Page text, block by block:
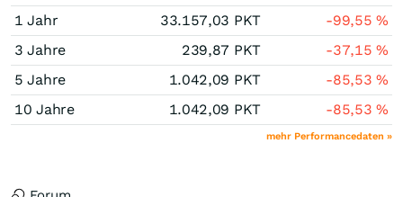
1 Jahr
33.157,03 PKT -99,55%
3 Jahre
239,87 PKT -37,15%
5 Jahre
1.042,09 PKT -85,53%
10 Jahre
1.042,09 PKT -85,53%
mehr Performancedaten »